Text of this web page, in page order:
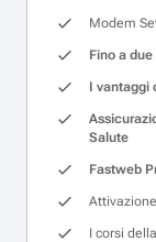
Modem
Fino a
I vantaggi
Salute
Fastweb
I corsi